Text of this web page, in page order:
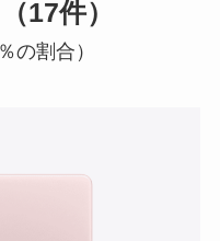
17件）
の割合）